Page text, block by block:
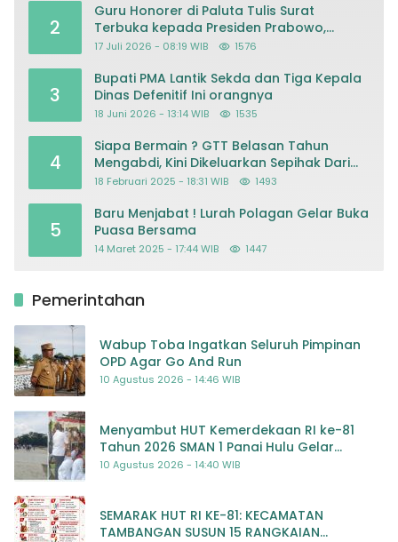
2
Guru Honorer di Paluta Tulis Surat
Terbuka kepada Presiden Prabowo,
Mohon Keadilan atas Dugaan
17 Juli 2026 - 08:19 WIB 1576
3
Bupati PMA Lantik Sekda dan Tiga Kepala
Dinas Defenitif Ini orangnya
18 Juni 2026 - 13:14 WIB 1535
4
Siapa Bermain ? GTT Belasan Tahun
Mengabdi, Kini Dikeluarkan Sepihak Dari
Dapodik
18 Februari 2025 - 18:31 WIB 1493
5
Baru Menjabat ! Lurah Polagan Gelar Buka
Puasa Bersama
14 Maret 2025 - 17:44 WIB 1447
Pemerintahan
Wabup Toba Ingatkan Seluruh Pimpinan
OPD Agar Go And Run
10 Agustus 2026 - 14:46 WIB
Menyambut HUT Kemerdekaan RI ke-81
Tahun 2026 SMAN 1 Panai Hulu Gelar
Beragam Lomba Meriah
10 Agustus 2026 - 14:40 WIB
SEMARAK HUT RI KE-81: KECAMATAN
TAMBANGAN SUSUN 15 RANGKAIAN